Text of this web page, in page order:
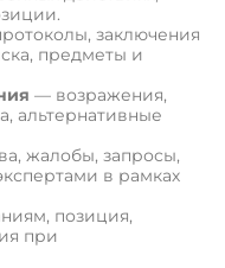
заключения
предметы и
— возражения,
альтернативные
жалобы, запросы,
в рамках
позиция,
при